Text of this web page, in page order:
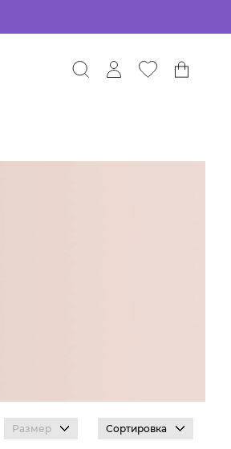
Размер Сортировка